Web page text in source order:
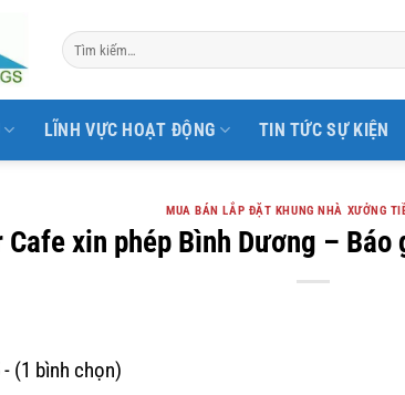
LĨNH VỰC HOẠT ĐỘNG TIN TỨC SỰ KIỆN
MUA BÁN LẮP ĐẶT KHUNG NHÀ XƯỞNG
Cafe xin phép Bình Dương –
(1 bình chọn)